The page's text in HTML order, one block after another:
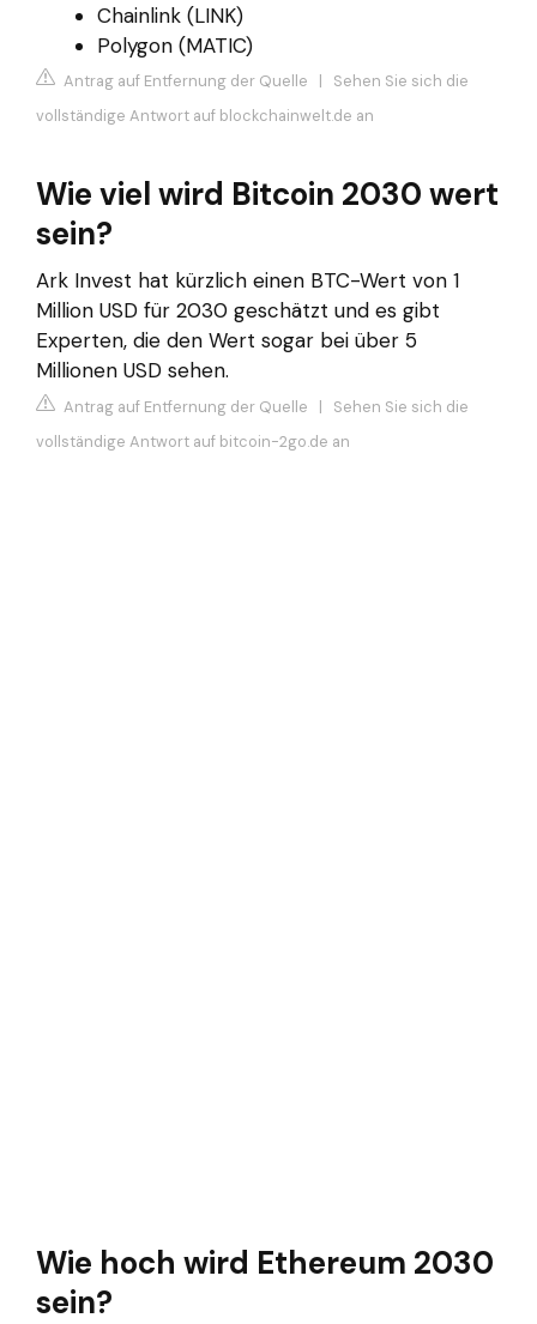
Chainlink (LINK)
Polygon (MATIC)
Antrag auf Entfernung der Quelle | Sehen Sie sich die
vollständige Antwort auf blockchainwelt.de an
Wie viel wird Bitcoin 2030 wert
sein?
Ark Invest hat kürzlich einen BTC-Wert von 1
Million USD für 2030 geschätzt und es gibt
Experten, die den Wert sogar bei über 5
Millionen USD sehen.
Antrag auf Entfernung der Quelle | Sehen Sie sich die
vollständige Antwort auf bitcoin-2go.de an
Wie hoch wird Ethereum 2030
sein?